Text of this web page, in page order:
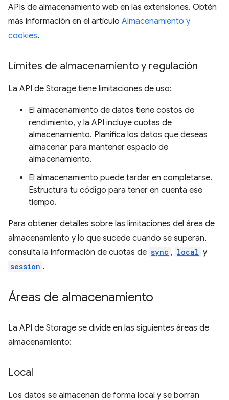
APIs de almacenamiento web en las extensiones. Obtén
más información en el artículo Almacenamiento y
cookies.
Límites de almacenamiento y regulación
La API de Storage tiene limitaciones de uso:
El almacenamiento de datos tiene costos de
rendimiento, y la API incluye cuotas de
almacenamiento. Planifica los datos que deseas
almacenar para mantener espacio de
almacenamiento.
El almacenamiento puede tardar en completarse.
Estructura tu código para tener en cuenta ese
tiempo.
Para obtener detalles sobre las limitaciones del área de
almacenamiento y lo que sucede cuando se superan,
consulta la información de cuotas de sync , local y
session .
Áreas de almacenamiento
La API de Storage se divide en las siguientes áreas de
almacenamiento:
Local
Los datos se almacenan de forma local y se borran